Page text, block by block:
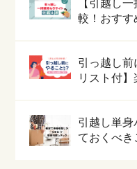
【引越し
較！おすす
引っ越し前
リスト付
引越し単身
ておくべき